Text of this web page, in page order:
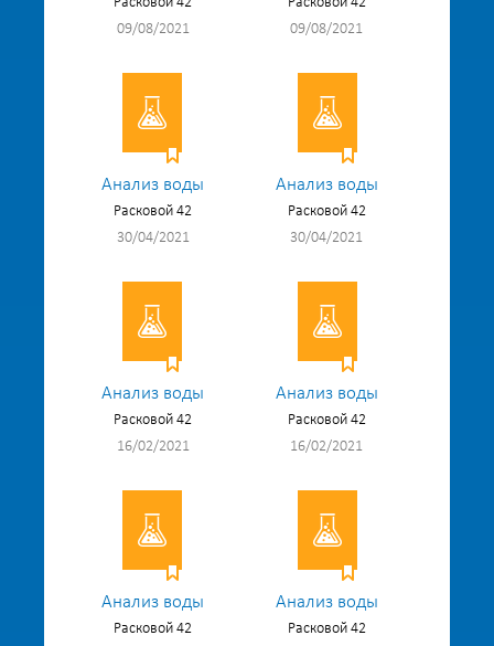
09/08/2021
09/08/2021
Анализ воды
Расковой 42
30/04/2021
Анализ воды
Расковой 42
30/04/2021
Анализ воды
Расковой 42
16/02/2021
Анализ воды
Расковой 42
16/02/2021
Анализ воды
Расковой 42
Анализ воды
Расковой 42